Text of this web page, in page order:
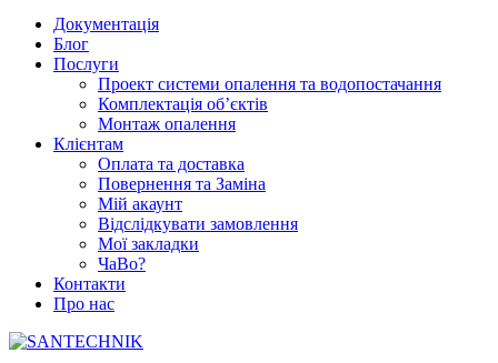
Документація
Блог
Послуги
Проект системи опалення та водопостачання
Комплектація об’єктів
Монтаж опалення
Клієнтам
Оплата та доставка
Повернення та Заміна
Мій акаунт
Відслідкувати замовлення
Мої закладки
ЧаВо?
Контакти
Про нас